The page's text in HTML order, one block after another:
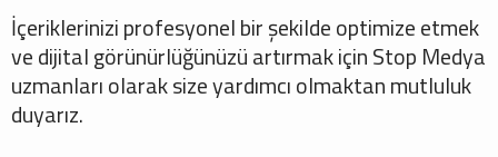
İçeriklerinizi profesyonel bir şekilde optimize etmek
ve dijital görünürlüğünüzü artırmak için Stop Medya
uzmanları olarak size yardımcı olmaktan mutluluk
duyarız.